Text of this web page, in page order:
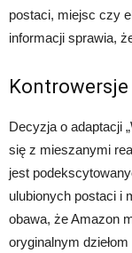
postaci, miejsc czy
informacji sprawia,
Decyzja o adaptacji
się z mieszanymi
jest
ulubionych postaci i
obawa, że Amazon
oryginalnym dziełom